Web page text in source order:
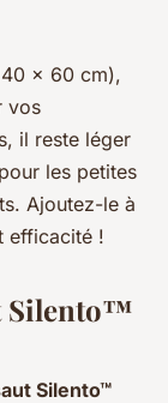
x 60 cm),
vos
il reste léger
les petites
Ajoutez-le à
efficacité !
Silento™
Silento™